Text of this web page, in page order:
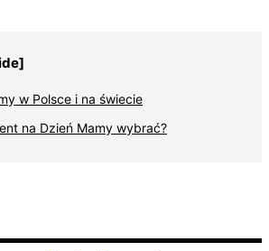
w Polsce i na świecie
na Dzień Mamy wybrać?